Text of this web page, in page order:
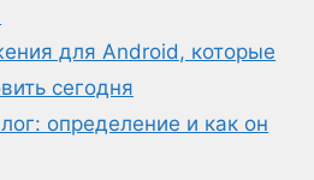
для Android, которые
сегодня
определение и как он